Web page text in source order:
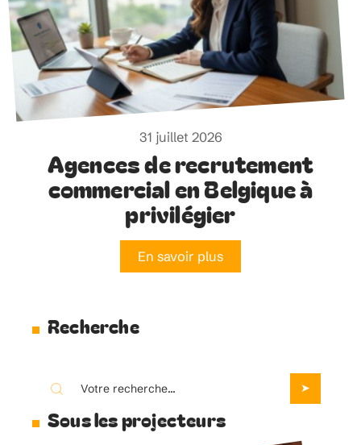
31 juillet 2026
Agences de recrutement
commercial en Belgique à
privilégier
En savoir plus
Recherche
Sous les projecteurs